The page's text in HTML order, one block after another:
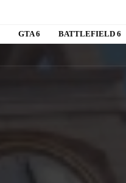
GTA 6 BATTLEFIELD 6